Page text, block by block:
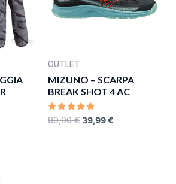
OUTLET
MIZUNO – SCARPA
BREAK SHOT 4 AC
RATED
0
80,00€39,99€